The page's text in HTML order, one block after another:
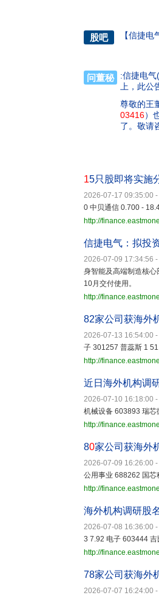
股吧 【信捷电
问董秘 :信捷电气(
上，此
尊敬的王
03416）
了。敬请
15只股即将实施
2026-07-17 09:35:00 -
0 中贝通信 0.700 -
http://
信捷电气：拟投
2026-07-09 17:34:56 -
身智能及高端制造核
10月交付使用。
http://
82家公司获海外
2026-07-13 16:54:00 -
子 301257 普蕊斯 1
http://
近日海外机构调
2026-07-10 16:18:00 -
机械设备 603893 瑞
http://
80家公司获海外
2026-07-09 16:26:00 -
公用事业 688262 国
http://
海外机构调研股
2026-07-08 16:36:00 -
3 7.92 电子 603444
http://
78家公司获海外
2026-07-07 16:24:00 -